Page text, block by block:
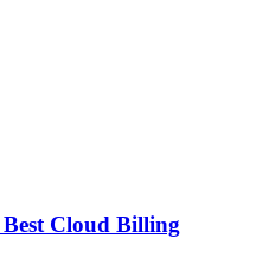
Cloud Billing